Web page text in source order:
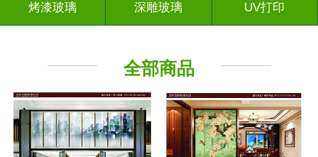
烤漆玻璃 深雕玻璃 UV打印
全部商品